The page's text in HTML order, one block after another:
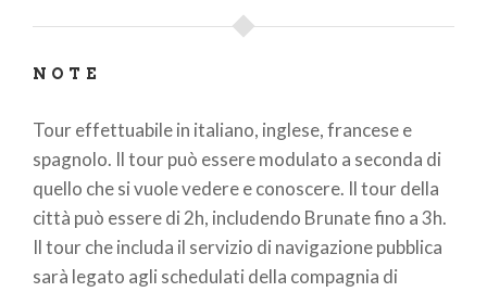
NOTE
Tour effettuabile in italiano, inglese, francese e
spagnolo. Il tour può essere modulato a seconda di
quello che si vuole vedere e conoscere. Il tour della
città può essere di 2h, includendo Brunate fino a 3h.
Il tour che includa il servizio di navigazione pubblica
sarà legato agli schedulati della compagnia di